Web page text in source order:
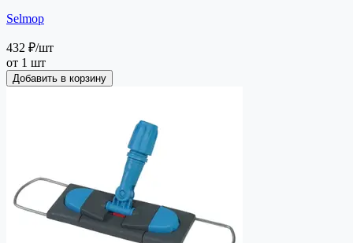
Selmop
432 ₽/шт
от 1 шт
Добавить в корзину